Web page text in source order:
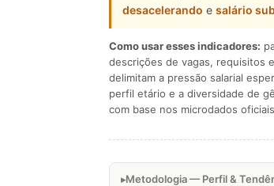
desacelerando e salário
Como usar esses indicadores:
descrições de vagas, requisitos
delimitam a pressão salarial
perfil etário e a diversidade de
com base nos microdados
Metodologia — Perfil &